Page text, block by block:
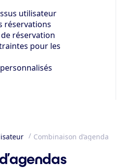
utilisateur
réservations
réservation
pour les
Combinaison d’agenda